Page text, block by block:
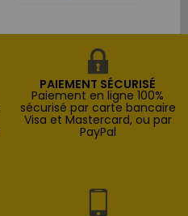
PAIEMENT SÉCURISÉ
Paiement en ligne 100%
sécurisé par carte bancaire
Visa et Mastercard, ou par
PayPal